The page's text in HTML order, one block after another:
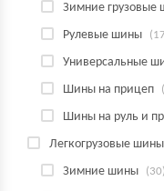
Зимние грузовые
Рулевые шины
Универсальные
Шины на прицеп
Шины на руль и
Легкогрузовые шины
Зимние шины (30)